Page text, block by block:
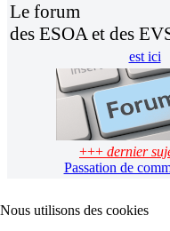
Le forum
des ESOA et des
est ici
+++ dernier
Passation de
Nous utilisons des cookies